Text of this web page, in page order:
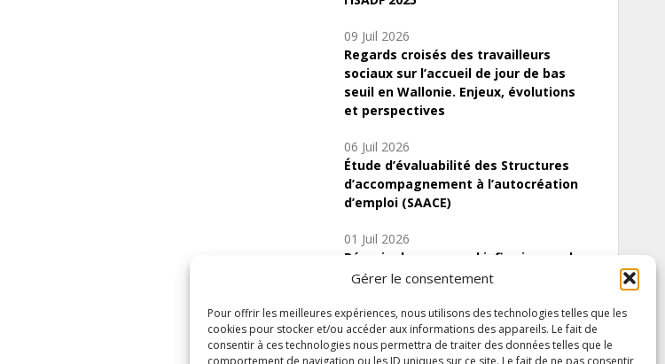
Gérer le consentement
Pour offrir les meilleures expériences, nous utilisons des technologies telles que les
cookies pour stocker et/ou accéder aux informations des appareils. Le fait de
consentir à ces technologies nous permettra de traiter des données telles que le
comportement de navigation ou les ID uniques sur ce site. Le fait de ne pas consentir
09 Juil 2026
Regards croisés des travailleurs
sociaux sur l’accueil de jour de bas
seuil en Wallonie. Enjeux, évolutions
et perspectives
06 Juil 2026
Étude d’évaluabilité des Structures
d’accompagnement à l’autocréation
d’emploi (SAACE)
01 Juil 2026
Pénurie du personnel infirmier :quels
indicateurs d’offre de soins pour